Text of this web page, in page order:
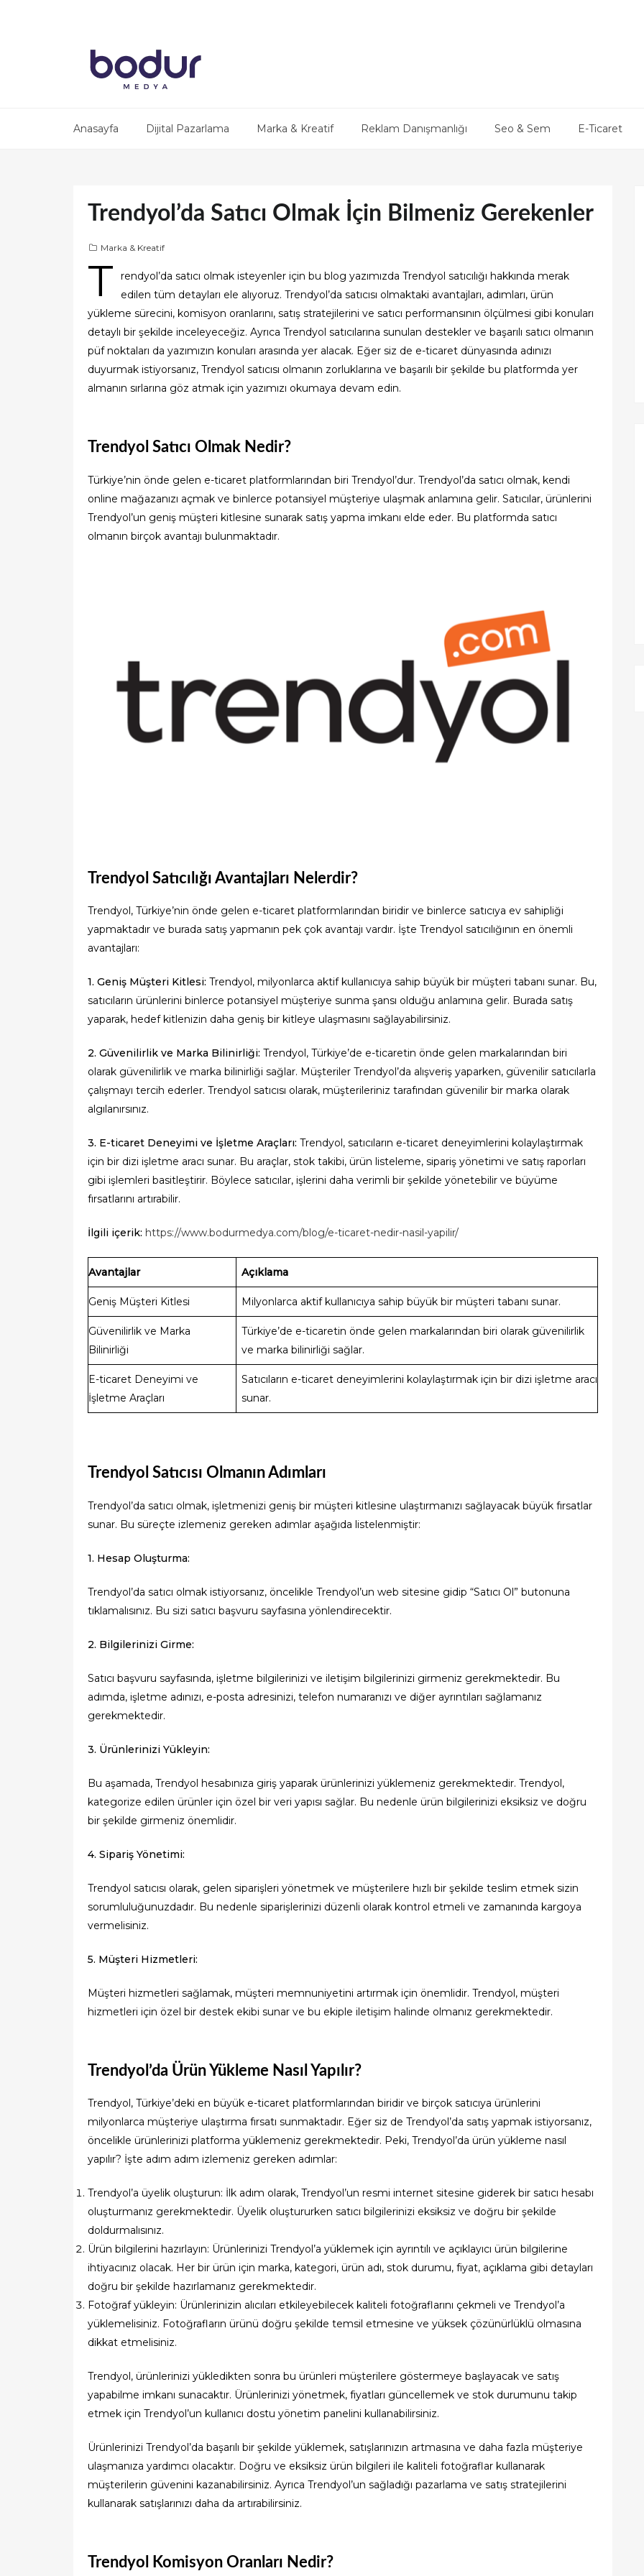
Anasayfa Dijital Pazarlama Marka & Kreatif Reklam Danışmanlığı Seo & Sem E-Ticaret
Trendyol’da Satıcı Olmak İçin Bilmeniz Gerekenler
Marka & Kreatif
T
rendyol’da satıcı olmak isteyenler için bu blog yazımızda Trendyol satıcılığı hakkında merak
edilen tüm detayları ele alıyoruz. Trendyol’da satıcısı olmaktaki avantajları, adımları, ürün
yükleme sürecini, komisyon oranlarını, satış stratejilerini ve satıcı performansının ölçülmesi gibi konuları
detaylı bir şekilde inceleyeceğiz. Ayrıca Trendyol satıcılarına sunulan destekler ve başarılı satıcı olmanın
püf noktaları da yazımızın konuları arasında yer alacak. Eğer siz de e-ticaret dünyasında adınızı
duyurmak istiyorsanız, Trendyol satıcısı olmanın zorluklarına ve başarılı bir şekilde bu platformda yer
almanın sırlarına göz atmak için yazımızı okumaya devam edin.
Trendyol Satıcı Olmak Nedir?
Türkiye’nin önde gelen e-ticaret platformlarından biri Trendyol’dur. Trendyol’da satıcı olmak, kendi
online mağazanızı açmak ve binlerce potansiyel müşteriye ulaşmak anlamına gelir. Satıcılar, ürünlerini
Trendyol’un geniş müşteri kitlesine sunarak satış yapma imkanı elde eder. Bu platformda satıcı
olmanın birçok avantajı bulunmaktadır.
Trendyol Satıcılığı Avantajları Nelerdir?
Trendyol, Türkiye’nin önde gelen e-ticaret platformlarından biridir ve binlerce satıcıya ev sahipliği
yapmaktadır ve burada satış yapmanın pek çok avantajı vardır. İşte Trendyol satıcılığının en önemli
avantajları:
1. Geniş Müşteri Kitlesi: Trendyol, milyonlarca aktif kullanıcıya sahip büyük bir müşteri tabanı sunar. Bu,
satıcıların ürünlerini binlerce potansiyel müşteriye sunma şansı olduğu anlamına gelir. Burada satış
yaparak, hedef kitlenizin daha geniş bir kitleye ulaşmasını sağlayabilirsiniz.
2. Güvenilirlik ve Marka Bilinirliği: Trendyol, Türkiye’de e-ticaretin önde gelen markalarından biri
olarak güvenilirlik ve marka bilinirliği sağlar. Müşteriler Trendyol’da alışveriş yaparken, güvenilir satıcılarla
çalışmayı tercih ederler. Trendyol satıcısı olarak, müşterileriniz tarafından güvenilir bir marka olarak
algılanırsınız.
3. E-ticaret Deneyimi ve İşletme Araçları: Trendyol, satıcıların e-ticaret deneyimlerini kolaylaştırmak
için bir dizi işletme aracı sunar. Bu araçlar, stok takibi, ürün listeleme, sipariş yönetimi ve satış raporları
gibi işlemleri basitleştirir. Böylece satıcılar, işlerini daha verimli bir şekilde yönetebilir ve büyüme
fırsatlarını artırabilir.
İlgili içerik: https://www.bodurmedya.com/blog/e-ticaret-nedir-nasil-yapilir/
Avantajlar Açıklama
Geniş Müşteri Kitlesi Milyonlarca aktif kullanıcıya sahip büyük bir müşteri tabanı sunar.
Güvenilirlik ve Marka
Bilinirliği
Türkiye’de e-ticaretin önde gelen markalarından biri olarak güvenilirlik
ve marka bilinirliği sağlar.
E-ticaret Deneyimi ve
İşletme Araçları
Satıcıların e-ticaret deneyimlerini kolaylaştırmak için bir dizi işletme aracı
sunar.
Trendyol Satıcısı Olmanın Adımları
Trendyol’da satıcı olmak, işletmenizi geniş bir müşteri kitlesine ulaştırmanızı sağlayacak büyük fırsatlar
sunar. Bu süreçte izlemeniz gereken adımlar aşağıda listelenmiştir:
1. Hesap Oluşturma:
Trendyol’da satıcı olmak istiyorsanız, öncelikle Trendyol’un web sitesine gidip “Satıcı Ol” butonuna
tıklamalısınız. Bu sizi satıcı başvuru sayfasına yönlendirecektir.
2. Bilgilerinizi Girme:
Satıcı başvuru sayfasında, işletme bilgilerinizi ve iletişim bilgilerinizi girmeniz gerekmektedir. Bu
adımda, işletme adınızı, e-posta adresinizi, telefon numaranızı ve diğer ayrıntıları sağlamanız
gerekmektedir.
3. Ürünlerinizi Yükleyin:
Bu aşamada, Trendyol hesabınıza giriş yaparak ürünlerinizi yüklemeniz gerekmektedir. Trendyol,
kategorize edilen ürünler için özel bir veri yapısı sağlar. Bu nedenle ürün bilgilerinizi eksiksiz ve doğru
bir şekilde girmeniz önemlidir.
4. Sipariş Yönetimi:
Trendyol satıcısı olarak, gelen siparişleri yönetmek ve müşterilere hızlı bir şekilde teslim etmek sizin
sorumluluğunuzdadır. Bu nedenle siparişlerinizi düzenli olarak kontrol etmeli ve zamanında kargoya
vermelisiniz.
5. Müşteri Hizmetleri:
Müşteri hizmetleri sağlamak, müşteri memnuniyetini artırmak için önemlidir. Trendyol, müşteri
hizmetleri için özel bir destek ekibi sunar ve bu ekiple iletişim halinde olmanız gerekmektedir.
Trendyol’da Ürün Yükleme Nasıl Yapılır?
Trendyol, Türkiye’deki en büyük e-ticaret platformlarından biridir ve birçok satıcıya ürünlerini
milyonlarca müşteriye ulaştırma fırsatı sunmaktadır. Eğer siz de Trendyol’da satış yapmak istiyorsanız,
öncelikle ürünlerinizi platforma yüklemeniz gerekmektedir. Peki, Trendyol’da ürün yükleme nasıl
yapılır? İşte adım adım izlemeniz gereken adımlar:
Trendyol’a üyelik oluşturun: İlk adım olarak, Trendyol’un resmi internet sitesine giderek bir satıcı hesabı
oluşturmanız gerekmektedir. Üyelik oluştururken satıcı bilgilerinizi eksiksiz ve doğru bir şekilde
doldurmalısınız.
Ürün bilgilerini hazırlayın: Ürünlerinizi Trendyol’a yüklemek için ayrıntılı ve açıklayıcı ürün bilgilerine
ihtiyacınız olacak. Her bir ürün için marka, kategori, ürün adı, stok durumu, fiyat, açıklama gibi detayları
doğru bir şekilde hazırlamanız gerekmektedir.
Fotoğraf yükleyin: Ürünlerinizin alıcıları etkileyebilecek kaliteli fotoğraflarını çekmeli ve Trendyol’a
yüklemelisiniz. Fotoğrafların ürünü doğru şekilde temsil etmesine ve yüksek çözünürlüklü olmasına
dikkat etmelisiniz.
Trendyol, ürünlerinizi yükledikten sonra bu ürünleri müşterilere göstermeye başlayacak ve satış
yapabilme imkanı sunacaktır. Ürünlerinizi yönetmek, fiyatları güncellemek ve stok durumunu takip
etmek için Trendyol’un kullanıcı dostu yönetim panelini kullanabilirsiniz.
Ürünlerinizi Trendyol’da başarılı bir şekilde yüklemek, satışlarınızın artmasına ve daha fazla müşteriye
ulaşmanıza yardımcı olacaktır. Doğru ve eksiksiz ürün bilgileri ile kaliteli fotoğraflar kullanarak
müşterilerin güvenini kazanabilirsiniz. Ayrıca Trendyol’un sağladığı pazarlama ve satış stratejilerini
kullanarak satışlarınızı daha da artırabilirsiniz.
Trendyol Komisyon Oranları Nedir?